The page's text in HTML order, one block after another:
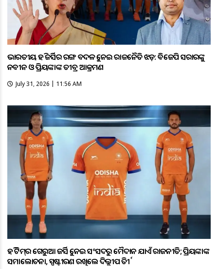
ଭାରତୀୟ ହକି ଜର୍ସିର ରଙ୍ଗ ବଦଳକୁ ନେଇ ରାଜନୈତିକ ଝଡ଼: ବିଜେପି ସରକାରଙ୍କୁ
ନବୀନ ଓ ପ୍ରିୟଙ୍କାଙ୍କ ତୀବ୍ର ଆକ୍ରମଣ
July 31, 2026 | 11:56 AM
ହକି ଟିମ୍‌ର ଗେରୁଆ ଜର୍ସିକୁ ନେଇ ସଂସଦରୁ ମୈଦାନ ଯାଏଁ ରାଜନୀତି; ପ୍ରିୟଙ୍କାଙ୍କ
ସମାଲୋଚନା, ସ୍ପଷ୍ଟୀକରଣ ରଖିଲେ ଦିଲ୍ଲୀପ ତିର୍କୀ